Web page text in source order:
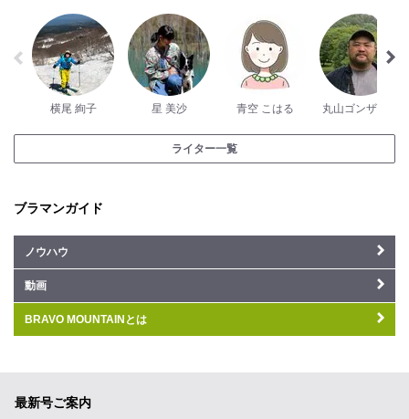
横尾 絢子 星 美沙 青空 こはる 丸山ゴンザレス
ライター一覧
ブラマンガイド
ノウハウ
動画
BRAVO MOUNTAINとは
最新号ご案内